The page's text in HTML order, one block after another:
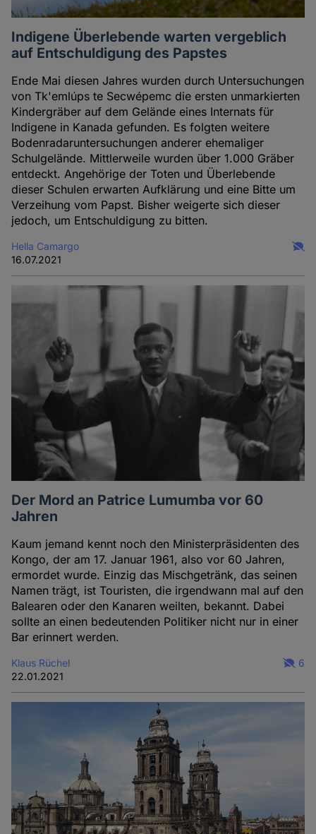
Indigene Überlebende warten vergeblich
auf Entschuldigung des Papstes
Ende Mai diesen Jahres wurden durch Untersuchungen
von Tk'emlúps te Secwépemc die ersten unmarkierten
Kindergräber auf dem Gelände eines Internats für
Indigene in Kanada gefunden. Es folgten weitere
Bodenradaruntersuchungen anderer ehemaliger
Schulgelände. Mittlerweile wurden über 1.000 Gräber
entdeckt. Angehörige der Toten und Überlebende
dieser Schulen erwarten Aufklärung und eine Bitte um
Verzeihung vom Papst. Bisher weigerte sich dieser
jedoch, um Entschuldigung zu bitten.
Hella Camargo
16.07.2021
Der Mord an Patrice Lumumba vor 60
Jahren
Kaum jemand kennt noch den Ministerpräsidenten des
Kongo, der am 17. Januar 1961, also vor 60 Jahren,
ermordet wurde. Einzig das Mischgetränk, das seinen
Namen trägt, ist Touristen, die irgendwann mal auf den
Balearen oder den Kanaren weilten, bekannt. Dabei
sollte an einen bedeutenden Politiker nicht nur in einer
Bar erinnert werden.
Klaus Rüchel
22.01.2021
6